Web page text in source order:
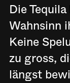
Die
Wahnsinn
Keine
zu gross,
längst